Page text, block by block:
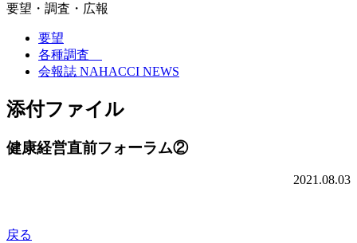
要望・調査・広報
要望
各種調査
会報誌 NAHACCI NEWS
添付ファイル
健康経営直前フォーラム②
2021.08.03
戻る